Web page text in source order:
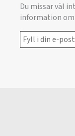
Du missar väl
information om